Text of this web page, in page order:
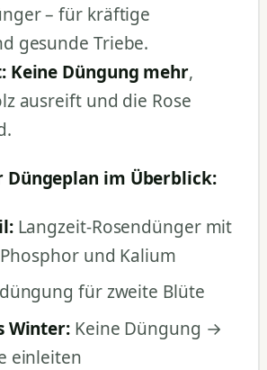
– für kräftige
gesunde Triebe.
Keine Düngung mehr,
ausreift und die Rose
Düngeplan im Überblick:
Langzeit-Rosendünger mit
und Kalium
für zweite Blüte
Winter:Keine Düngung →
einleiten